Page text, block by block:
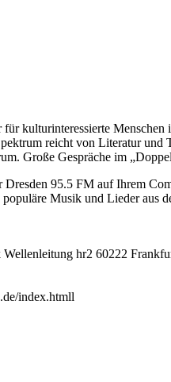
kulturinteressierte
reicht von Literatur und
Große Gespräche im
95.5 FM auf Ihrem
Musik und Lieder aus
Wellenleitung hr2 60222
index.htmll